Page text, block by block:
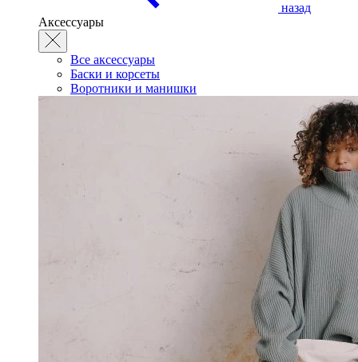
назад
Аксессуары
Все аксессуары
Баски и корсеты
Воротники и манишки